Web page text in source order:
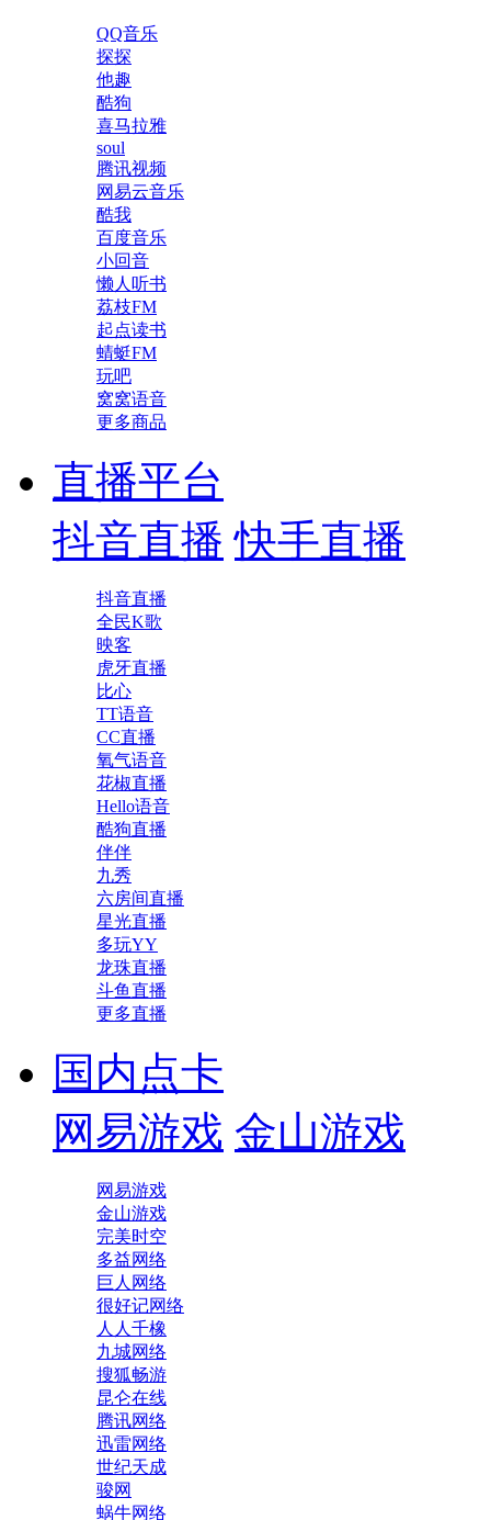
QQ音乐
探探
他趣
酷狗
喜马拉雅
soul
腾讯视频
网易云音乐
酷我
百度音乐
小回音
懒人听书
荔枝FM
起点读书
蜻蜓FM
玩吧
窝窝语音
更多商品
直播平台
抖音直播 快手直播
抖音直播
全民K歌
映客
虎牙直播
比心
TT语音
CC直播
氧气语音
花椒直播
Hello语音
酷狗直播
伴伴
九秀
六房间直播
星光直播
多玩YY
龙珠直播
斗鱼直播
更多直播
国内点卡
网易游戏 金山游戏
网易游戏
金山游戏
完美时空
多益网络
巨人网络
很好记网络
人人千橡
九城网络
搜狐畅游
昆仑在线
腾讯网络
迅雷网络
世纪天成
骏网
蜗牛网络